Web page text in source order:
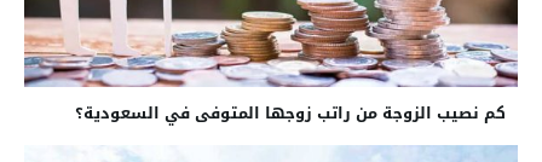
كم نصيب الزوجة من راتب زوجها المتوفى في السعودية؟